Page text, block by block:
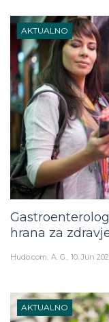
AKTUALNO
hrana za
Hudo.com A. G. 10. Jun
AKTUALNO